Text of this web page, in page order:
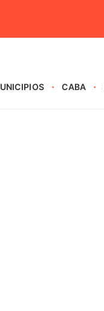
CABA